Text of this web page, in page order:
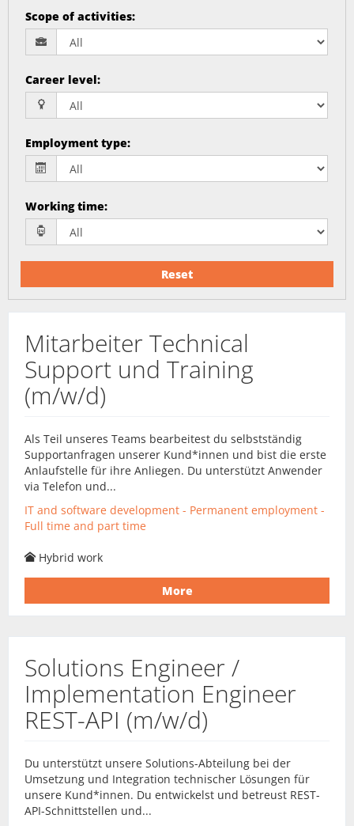
Scope of activities:
Career level:
Employment type:
Working time:
Reset
Mitarbeiter Technical
Support und Training
(m/w/d)
Als Teil unseres Teams bearbeitest du selbstständig
Supportanfragen unserer Kund*innen und bist die erste
Anlaufstelle für ihre Anliegen. Du unterstützt Anwender
via Telefon und...
IT and software development - Permanent employment -
Full time and part time
Hybrid work
More
Solutions Engineer /
Implementation Engineer
REST-API (m/w/d)
Du unterstützt unsere Solutions-Abteilung bei der
Umsetzung und Integration technischer Lösungen für
unsere Kund*innen. Du entwickelst und betreust REST-
API-Schnittstellen und...